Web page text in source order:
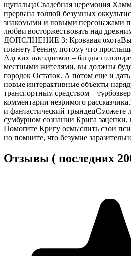
щупальцаСвадебная церемония
прервана толпой безумных
знакомыми и новыми персонажами
любви восторжествовать над
ДОПОЛНЕНИЕ 3: Кровавая
планету Геенну, потому что
Адских наездников – банды
местными жителями, вы должны
городок Остаток. А потом еще и
новые интерактивные объекты
транспортным средством –
комментарии незримого
и фантастический трындецСможете
сумбурном сознании Крига
Помогите Кригу осмыслить свои
но помните, что безумие
Отзывы ( последних